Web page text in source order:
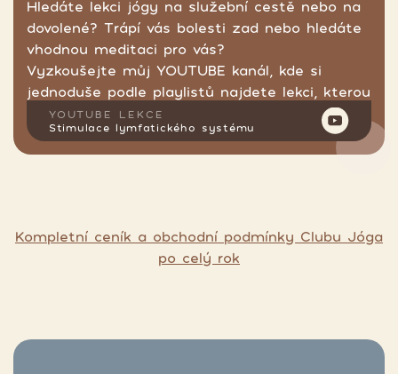
Hledáte lekci jógy na služební cestě nebo na
dovolené? Trápí vás bolesti zad nebo hledáte
vhodnou meditaci pro vás?
Vyzkoušejte můj YOUTUBE kanál, kde si
jednoduše podle playlistů najdete lekci, kterou
hledáte.
YOUTUBE LEKCE
Stimulace lymfatického systému
Kompletní ceník a obchodní podmínky Clubu Jóga
po celý rok